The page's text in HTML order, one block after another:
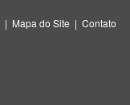
| Mapa do Site | Contato